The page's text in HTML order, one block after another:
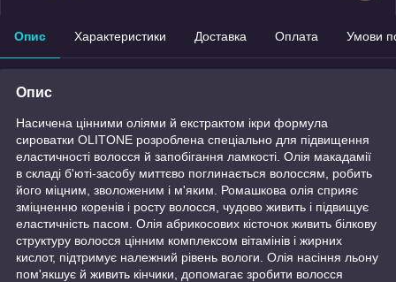
Опис Характеристики Доставка Оплата Умови
Опис
Насичена цінними оліями й екстрактом ікри формула
сироватки OLITONE розроблена спеціально для підвищення
еластичності волосся й запобігання ламкості. Олія макадамії
в складі б'юті-засобу миттєво поглинається волоссям, робить
його міцним, зволоженим і м'яким. Ромашкова олія сприяє
зміцненню коренів і росту волосся, чудово живить і підвищує
еластичність пасом. Олія абрикосових кісточок живить білкову
структуру волосся цінним комплексом вітамінів і жирних
кислот, підтримує належний рівень вологи. Олія насіння льону
пом'якшує й живить кінчики, допомагає зробити волосся